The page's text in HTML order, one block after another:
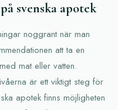
svenska apotek
noggrant när man
att ta en
mat eller vatten.
är ett viktigt steg för
apotek finns möjligheten